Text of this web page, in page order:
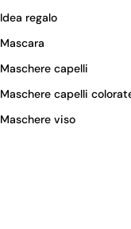
Idea regalo
Mascara
Maschere capelli
Maschere capelli
Maschere viso